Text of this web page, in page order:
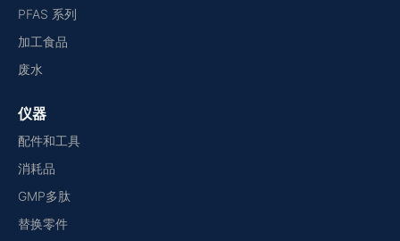
PFAS 系列
加工食品
废水
仪器
配件和工具
消耗品
GMP多肽
替换零件